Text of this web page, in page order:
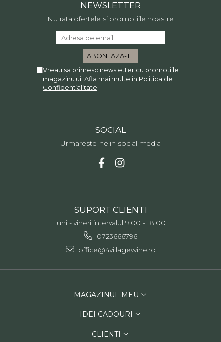
NEWSLETTER
Nu rata ofertele si promotiile noastre
Vreau sa primesc newsletter cu promotiile
magazinului. Afla mai multe in Politica de
Confidentialitate
SOCIAL
Urmareste-ne in social media
SUPORT CLIENTI
luni - vineri intervalul 9.00 - 18.00
0723666796
office@4villagewine.ro
MAGAZINUL MEU
IDEI CADOURI
CLIENTI